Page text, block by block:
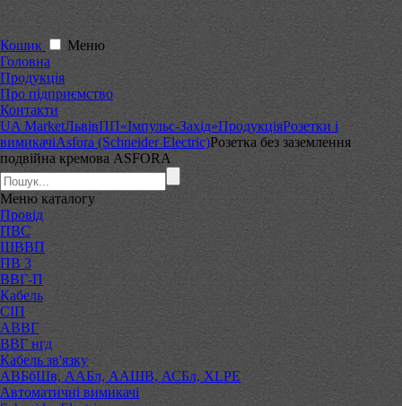
Кошик
Меню
Головна
Продукція
Про підприємство
Контакти
UA MarketЛьвівПП«Імпульс-Захід»ПродукціяРозетки і
вимикачіAsfora (Schneider Electric)Розетка без заземлення
подвійна кремова ASFORA
Менюкаталогу
Провід
ПВС
ШВВП
ПВ 3
ВВГ-П
Кабель
СІП
АВВГ
ВВГ нгд
Кабель зв'язку
АВБбШв, ААБл, ААШВ, АСБл, XLPE
Автоматичні вимикачі